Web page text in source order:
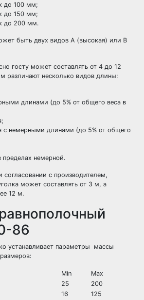
до 100 мм;
до 150 мм;
до 200 мм.
быть двух видов А (высокая) или В
госту может составлять от 4 до 12
различают несколько видов длины:
длинами (до 5% от общего веса в
с немерными длинами (до 5% от общего
пределах немерной.
с производителем,
может составлять от 3 м, а
12 м.
86
устанавливает параметры массы
Min
Max
25
200
16
125